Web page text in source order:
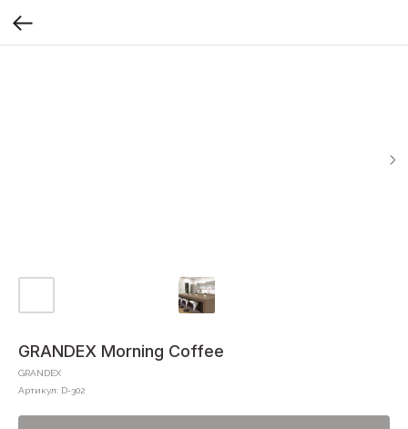
GRANDEX Morning Coffee
GRANDEX
Артикул: D-302